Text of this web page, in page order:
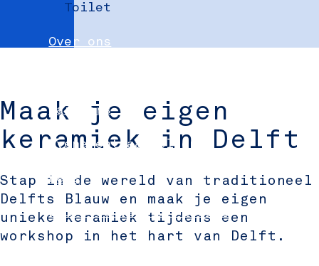
Toilet
Over ons
Partners
Evenement aanmelden
Pers
Delft Convention Bureau
Maak je eigen
keramiek in Delft
Stap in de wereld van traditioneel
Delfts Blauw en maak je eigen
unieke keramiek tijdens een
workshop in het hart van Delft.